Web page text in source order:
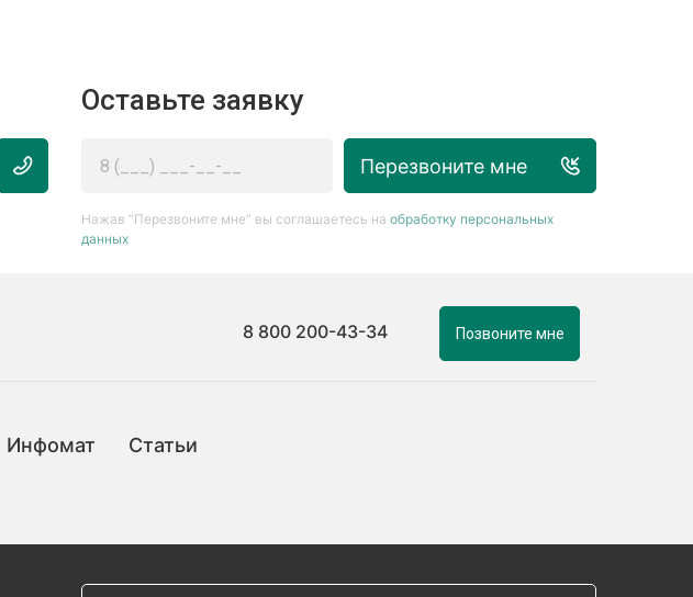
Оставьте заявку
Перезвоните мне
Нажав “Перезвоните мне” вы соглашаетесь на обработку персональных
данных
8 800 200-43-34 Позвоните мне
Инфомат Статьи